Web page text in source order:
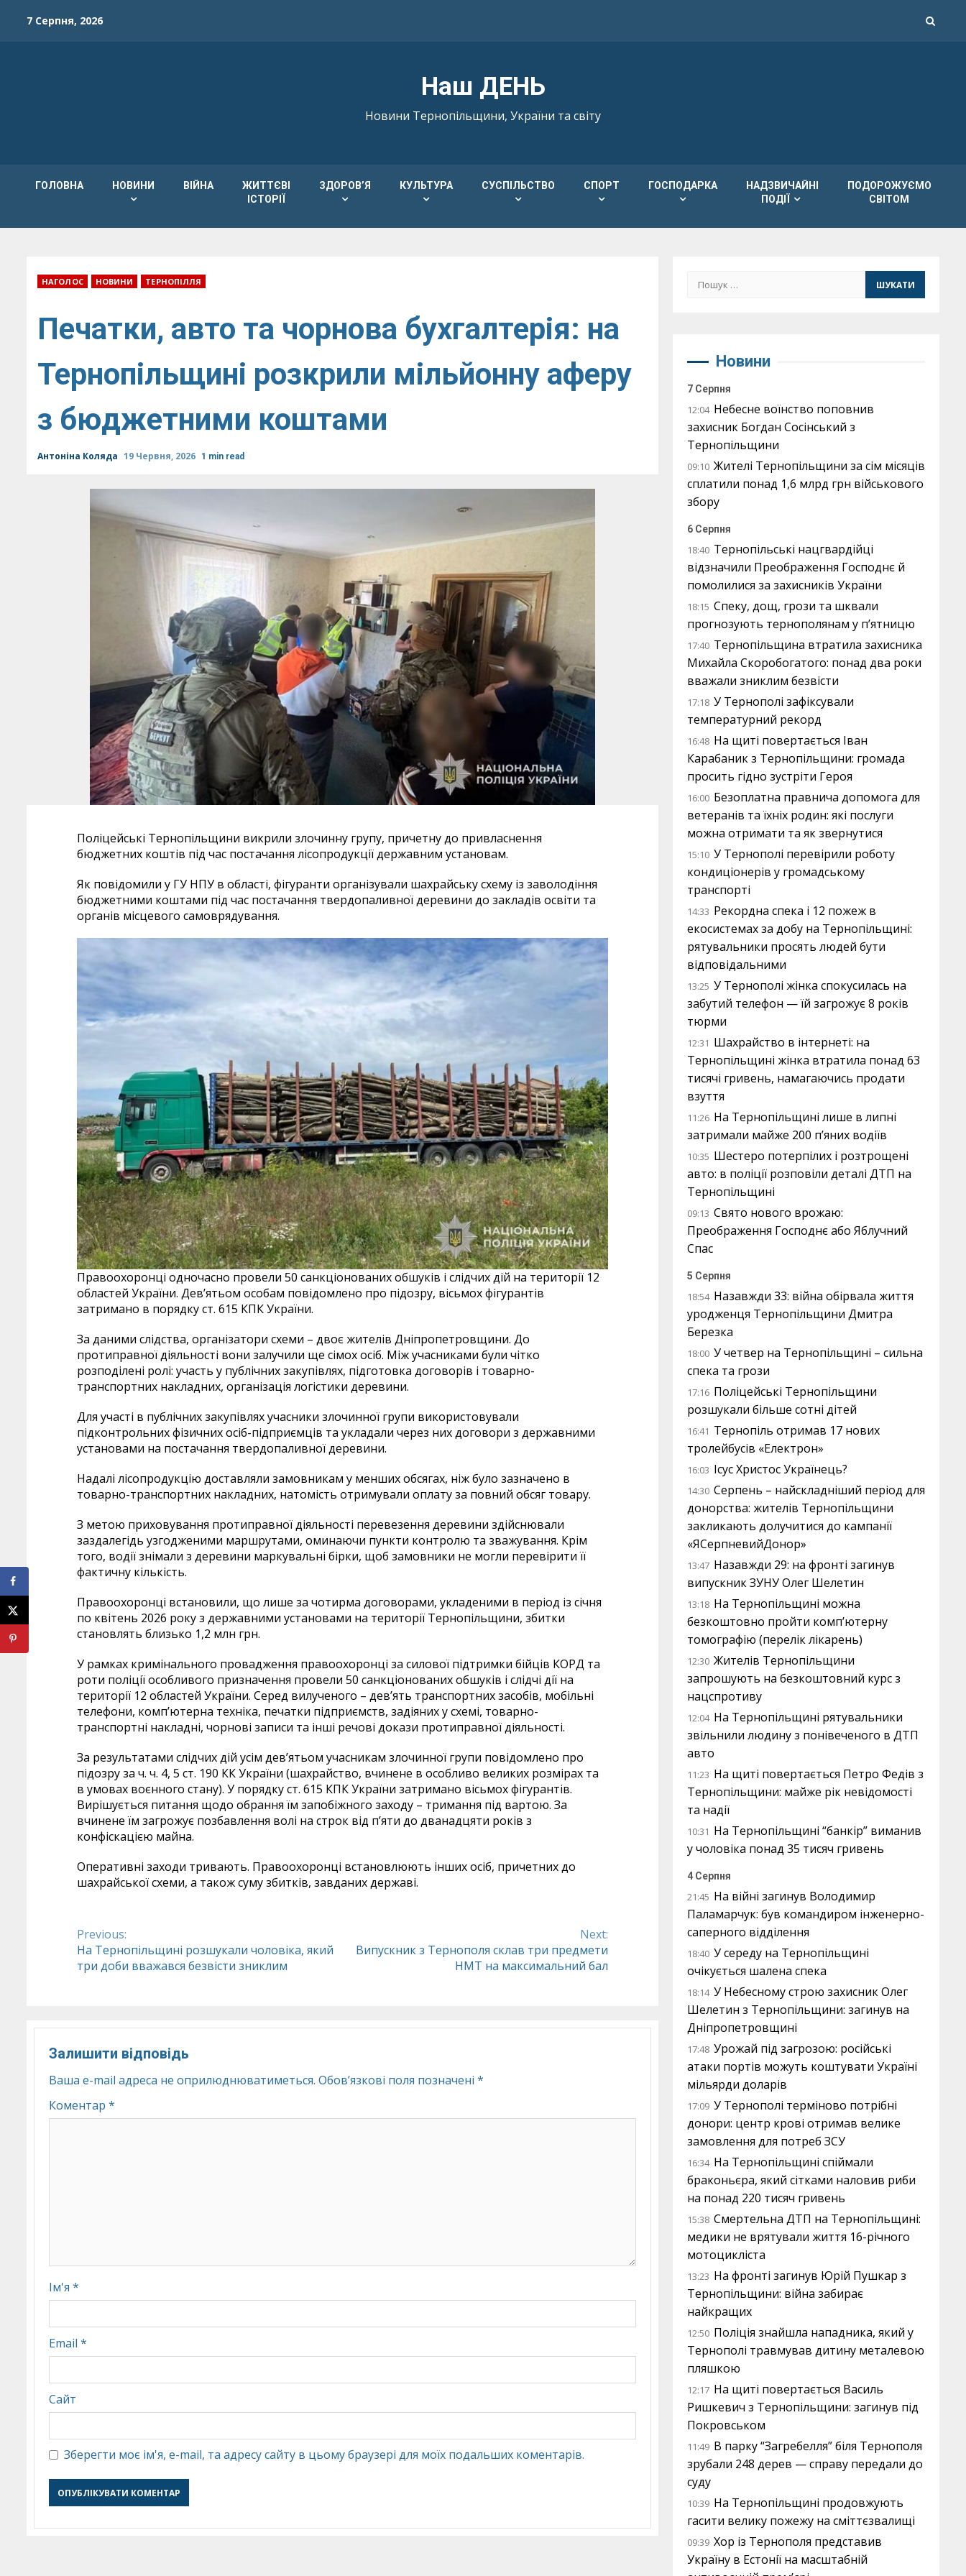
7 Серпня, 2026
Наш ДЕНЬ
Новини Тернопільщини, України та світу
ГОЛОВНА НОВИНИ ВІЙНА
ЖИТТЄВІ
ІСТОРІЇ
ЗДОРОВ’Я КУЛЬТУРА СУСПІЛЬСТВО СПОРТ ГОСПОДАРКА
НАДЗВИЧАЙНІ
ПОДІЇ
ПОДОРОЖУЄМО
СВІТОМ
НАГОЛОС НОВИНИ ТЕРНОПІЛЛЯ
Печатки, авто та чорнова бухгалтерія: на
Тернопільщині розкрили мільйонну аферу
з бюджетними коштами
Антоніна Коляда 19 Червня, 2026 1 min read
Поліцейські Тернопільщини викрили злочинну групу, причетну до привласнення
бюджетних коштів під час постачання лісопродукції державним установам.
Як повідомили у ГУ НПУ в області, фігуранти організували шахрайську схему із заволодіння
бюджетними коштами під час постачання твердопаливної деревини до закладів освіти та
органів місцевого самоврядування.
Правоохоронці одночасно провели 50 санкціонованих обшуків і слідчих дій на території 12
областей України. Дев’ятьом особам повідомлено про підозру, вісьмох фігурантів
затримано в порядку ст. 615 КПК України.
За даними слідства, організатори схеми – двоє жителів Дніпропетровщини. До
протиправної діяльності вони залучили ще сімох осіб. Між учасниками були чітко
розподілені ролі: участь у публічних закупівлях, підготовка договорів і товарно-
транспортних накладних, організація логістики деревини.
Для участі в публічних закупівлях учасники злочинної групи використовували
підконтрольних фізичних осіб-підприємців та укладали через них договори з державними
установами на постачання твердопаливної деревини.
Надалі лісопродукцію доставляли замовникам у менших обсягах, ніж було зазначено в
товарно-транспортних накладних, натомість отримували оплату за повний обсяг товару.
З метою приховування протиправної діяльності перевезення деревини здійснювали
заздалегідь узгодженими маршрутами, оминаючи пункти контролю та зважування. Крім
того, водії знімали з деревини маркувальні бірки, щоб замовники не могли перевірити її
фактичну кількість.
Правоохоронці встановили, що лише за чотирма договорами, укладеними в період із січня
по квітень 2026 року з державними установами на території Тернопільщини, збитки
становлять близько 1,2 млн грн.
У рамках кримінального провадження правоохоронці за силової підтримки бійців КОРД та
роти поліції особливого призначення провели 50 санкціонованих обшуків і слідчі дії на
території 12 областей України. Серед вилученого – дев’ять транспортних засобів, мобільні
телефони, комп’ютерна техніка, печатки підприємств, задіяних у схемі, товарно-
транспортні накладні, чорнові записи та інші речові докази протиправної діяльності.
За результатами слідчих дій усім дев’ятьом учасникам злочинної групи повідомлено про
підозру за ч. ч. 4, 5 ст. 190 КК України (шахрайство, вчинене в особливо великих розмірах та
в умовах воєнного стану). У порядку ст. 615 КПК України затримано вісьмох фігурантів.
Вирішується питання щодо обрання їм запобіжного заходу – тримання під вартою. За
вчинене їм загрожує позбавлення волі на строк від п’яти до дванадцяти років з
конфіскацією майна.
Оперативні заходи тривають. Правоохоронці встановлюють інших осіб, причетних до
шахрайської схеми, а також суму збитків, завданих державі.
Continue
Reading
Previous:
На Тернопільщині розшукали чоловіка, який
три доби вважався безвісти зниклим
Next:
Випускник з Тернополя склав три предмети
НМТ на максимальний бал
Залишити відповідь
Ваша e-mail адреса не оприлюднюватиметься. Обов’язкові поля позначені *
Коментар *
Ім'я *
Email *
Сайт
Зберегти моє ім'я, e-mail, та адресу сайту в цьому браузері для моїх подальших коментарів.
Пошук:
Новини
7 Серпня
12:04 Небесне воїнство поповнив
захисник Богдан Сосінський з
Тернопільщини
09:10 Жителі Тернопільщини за сім місяців
сплатили понад 1,6 млрд грн військового
збору
6 Серпня
18:40 Тернопільські нацгвардійці
відзначили Преображення Господнє й
помолилися за захисників України
18:15 Спеку, дощ, грози та шквали
прогнозують тернополянам у п’ятницю
17:40 Тернопільщина втратила захисника
Михайла Скоробогатого: понад два роки
вважали зниклим безвісти
17:18 У Тернополі зафіксували
температурний рекорд
16:48 На щиті повертається Іван
Карабаник з Тернопільщини: громада
просить гідно зустріти Героя
16:00 Безоплатна правнича допомога для
ветеранів та їхніх родин: які послуги
можна отримати та як звернутися
15:10 У Тернополі перевірили роботу
кондиціонерів у громадському
транспорті
14:33 Рекордна спека і 12 пожеж в
екосистемах за добу на Тернопільщині:
рятувальники просять людей бути
відповідальними
13:25 У Тернополі жінка спокусилась на
забутий телефон — їй загрожує 8 років
тюрми
12:31 Шахрайство в інтернеті: на
Тернопільщині жінка втратила понад 63
тисячі гривень, намагаючись продати
взуття
11:26 На Тернопільщині лише в липні
затримали майже 200 п’яних водіїв
10:35 Шестеро потерпілих і розтрощені
авто: в поліції розповіли деталі ДТП на
Тернопільщині
09:13 Свято нового врожаю:
Преображення Господнє або Яблучний
Спас
5 Серпня
18:54 Назавжди 33: війна обірвала життя
уродженця Тернопільщини Дмитра
Березка
18:00 У четвер на Тернопільщині – сильна
спека та грози
17:16 Поліцейські Тернопільщини
розшукали більше сотні дітей
16:41 Тернопіль отримав 17 нових
тролейбусів «Електрон»
16:03 Ісус Христос Українець?
14:30 Серпень – найскладніший період для
донорства: жителів Тернопільщини
закликають долучитися до кампанії
«ЯСерпневийДонор»
13:47 Назавжди 29: на фронті загинув
випускник ЗУНУ Олег Шелетин
13:18 На Тернопільщині можна
безкоштовно пройти комп’ютерну
томографію (перелік лікарень)
12:30 Жителів Тернопільщини
запрошують на безкоштовний курс з
нацспротиву
12:04 На Тернопільщині рятувальники
звільнили людину з понівеченого в ДТП
авто
11:23 На щиті повертається Петро Федів з
Тернопільщини: майже рік невідомості
та надії
10:31 На Тернопільщині “банкір” виманив
у чоловіка понад 35 тисяч гривень
4 Серпня
21:45 На війні загинув Володимир
Паламарчук: був командиром інженерно-
саперного відділення
18:40 У середу на Тернопільщині
очікується шалена спека
18:14 У Небесному строю захисник Олег
Шелетин з Тернопільщини: загинув на
Дніпропетровщині
17:48 Урожай під загрозою: російські
атаки портів можуть коштувати Україні
мільярди доларів
17:09 У Тернополі терміново потрібні
донори: центр крові отримав велике
замовлення для потреб ЗСУ
16:34 На Тернопільщині спіймали
браконьєра, який сітками наловив риби
на понад 220 тисяч гривень
15:38 Смертельна ДТП на Тернопільщині:
медики не врятували життя 16-річного
мотоцикліста
13:23 На фронті загинув Юрій Пушкар з
Тернопільщини: війна забирає
найкращих
12:50 Поліція знайшла нападника, який у
Тернополі травмував дитину металевою
пляшкою
12:17 На щиті повертається Василь
Ришкевич з Тернопільщини: загинув під
Покровськом
11:49 В парку “Загребелля” біля Тернополя
зрубали 248 дерев — справу передали до
суду
10:39 На Тернопільщині продовжують
гасити велику пожежу на сміттєзвалищі
09:39 Хор із Тернополя представив
Україну в Естонії на масштабній